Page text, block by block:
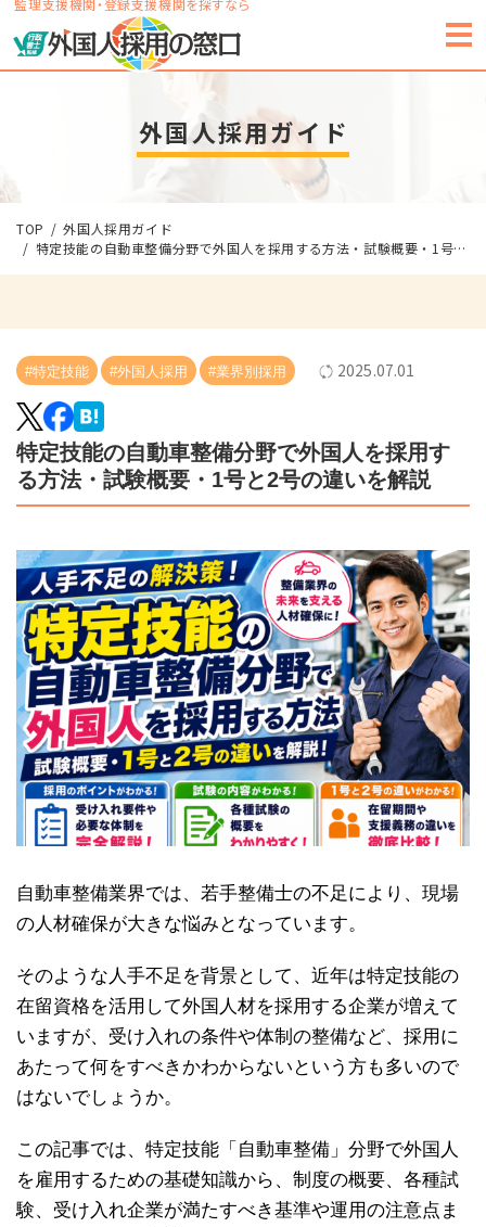
監理支援機関・登録支援機関を探すなら
外国人採用ガイド
TOP
外国人採用ガイド
特定技能の自動車整備分野で外国人を採用する方法・試験概要・1号と2号の違いを解説
#特定技能 #外国人採用 #業界別採用 2025.07.01
特定技能の自動車整備分野で外国人を採用す
る方法・試験概要・1号と2号の違いを解説
自動車整備業界では、若手整備士の不足により、現場
の人材確保が大きな悩みとなっています。
そのような人手不足を背景として、近年は特定技能の
在留資格を活用して外国人材を採用する企業が増えて
いますが、受け入れの条件や体制の整備など、採用に
あたって何をすべきかわからないという方も多いので
はないでしょうか。
この記事では、特定技能「自動車整備」分野で外国人
を雇用するための基礎知識から、制度の概要、各種試
験、受け入れ企業が満たすべき基準や運用の注意点ま